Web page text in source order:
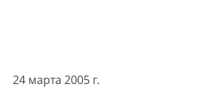
24 марта 2005 г.